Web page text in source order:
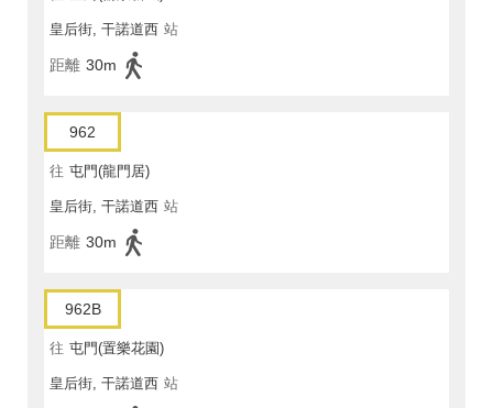
皇后街, 干諾道西 站
距離 30m
962
往 屯門(龍門居)
皇后街, 干諾道西 站
距離 30m
962B
往 屯門(置樂花園)
皇后街, 干諾道西 站